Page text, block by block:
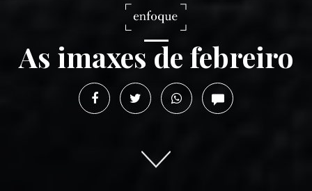
As imaxes de febreiro